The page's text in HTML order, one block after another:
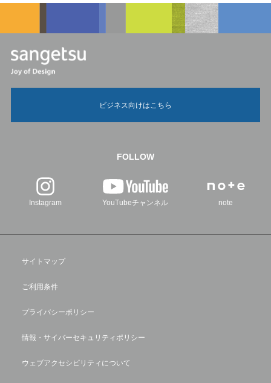
ビジネス向けはこちら
FOLLOW
Instagram YouTubeチャンネル note
サイトマップ
ご利用条件
プライバシーポリシー
情報・サイバーセキュリティポリシー
ウェブアクセシビリティについて